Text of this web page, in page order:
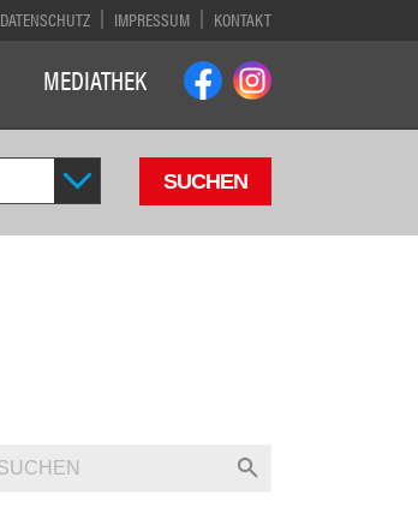
DATENSCHUTZ IMPRESSUM KONTAKT
MEDIATHEK